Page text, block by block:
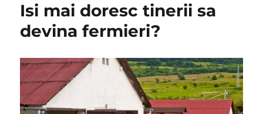
iubitori
mestesugurilor
deprind
afacerilor
Isi mai doresc tinerii sa
devina fermieri?